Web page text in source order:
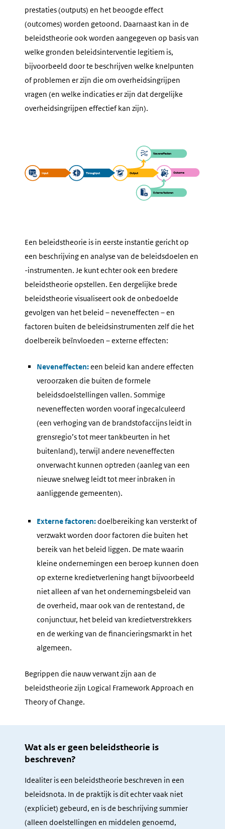
prestaties (outputs) en het beoogde effect
(outcomes) worden getoond. Daarnaast kan in de
beleidstheorie ook worden aangegeven op basis van
welke gronden beleidsinterventie legitiem is,
bijvoorbeeld door te beschrijven welke knelpunten
of problemen er zijn die om overheidsingrijpen
vragen (en welke indicaties er zijn dat dergelijke
overheidsingrijpen effectief kan zijn).
Outcome
Externe factoren
Neveneffecten
Output
Throughput
Input
Een beleidstheorie is in eerste instantie gericht op
een beschrijving en analyse van de beleidsdoelen en
-instrumenten. Je kunt echter ook een bredere
beleidstheorie opstellen. Een dergelijke brede
beleidstheorie visualiseert ook de onbedoelde
gevolgen van het beleid – neveneffecten – en
factoren buiten de beleidsinstrumenten zelf die het
doelbereik beïnvloeden – externe effecten:
Neveneffecten:een beleid kan andere effecten
veroorzaken die buiten de formele
beleidsdoelstellingen vallen. Sommige
neveneffecten worden vooraf ingecalculeerd
(een verhoging van de brandstofaccijns leidt in
grensregio’s tot meer tankbeurten in het
buitenland), terwijl andere neveneffecten
onverwacht kunnen optreden (aanleg van een
nieuwe snelweg leidt tot meer inbraken in
aanliggende gemeenten).
Externe factoren:doelbereiking kan versterkt of
verzwakt worden door factoren die buiten het
bereik van het beleid liggen. De mate waarin
kleine ondernemingen een beroep kunnen doen
op externe kredietverlening hangt bijvoorbeeld
niet alleen af van het ondernemingsbeleid van
de overheid, maar ook van de rentestand, de
conjunctuur, het beleid van kredietverstrekkers
en de werking van de financieringsmarkt in het
algemeen.
Begrippen die nauw verwant zijn aan de
beleidstheorie zijn Logical Framework Approach en
Theory of Change.
Wat als er geen beleidstheorie is
beschreven?
Idealiter is een beleidstheorie beschreven in een
beleidsnota. In de praktijk is dit echter vaak niet
(expliciet) gebeurd, en is de beschrijving summier
(alleen doelstellingen en middelen genoemd,